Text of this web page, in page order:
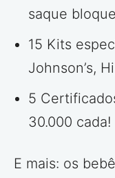
saque
15 Kits
Johnson’s,
5
30.000 cada!
E mais: os